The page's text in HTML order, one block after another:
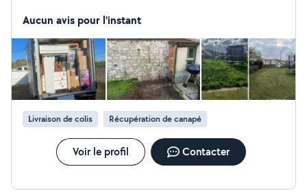
efficacité et bonne organisation. Ponctuel, dynamique
déroule dans les meilleures conditions, en respectant
vos biens et vos attentes. Que ce soit pour vider un
logement, transporter des meubles ou vous aider lors
d'un déménagement, je suis là pour vous simplifier la
tâche. N'hésitez pas à me contacter !
Aucun avis pour l'instant
Livraison de colis Récupération de canapé
Voir le profil Contacter